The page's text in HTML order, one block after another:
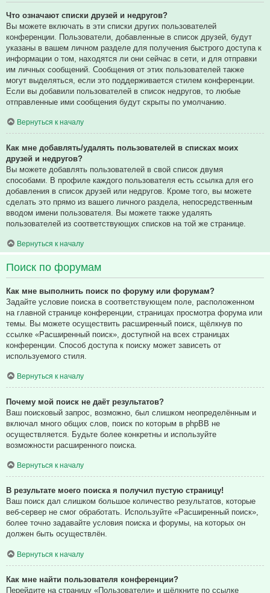
Что означают списки друзей и недругов?
Вы можете включать в эти списки других пользователей
конференции. Пользователи, добавленные в список друзей, будут
указаны в вашем личном разделе для получения быстрого доступа к
информации о том, находятся ли они сейчас в сети, и для отправки
им личных сообщений. Сообщения от этих пользователей также
могут выделяться, если это поддерживается стилем конференции.
Если вы добавили пользователей в список недругов, то любые
отправленные ими сообщения будут скрыты по умолчанию.
Вернуться к началу
Как мне добавлять/удалять пользователей в списках моих
друзей и недругов?
Вы можете добавлять пользователей в свой список двумя
способами. В профиле каждого пользователя есть ссылка для его
добавления в список друзей или недругов. Кроме того, вы можете
сделать это прямо из вашего личного раздела, непосредственным
вводом имени пользователя. Вы можете также удалять
пользователей из соответствующих списков на той же странице.
Вернуться к началу
Поиск по форумам
Как мне выполнить поиск по форуму или форумам?
Задайте условие поиска в соответствующем поле, расположенном
на главной странице конференции, страницах просмотра форума или
темы. Вы можете осуществить расширенный поиск, щёлкнув по
ссылке «Расширенный поиск», доступной на всех страницах
конференции. Способ доступа к поиску может зависеть от
используемого стиля.
Вернуться к началу
Почему мой поиск не даёт результатов?
Ваш поисковый запрос, возможно, был слишком неопределённым и
включал много общих слов, поиск по которым в phpBB не
осуществляется. Будьте более конкретны и используйте
возможности расширенного поиска.
Вернуться к началу
В результате моего поиска я получил пустую страницу!
Ваш поиск дал слишком большое количество результатов, которые
веб-сервер не смог обработать. Используйте «Расширенный поиск»,
более точно задавайте условия поиска и форумы, на которых он
должен быть осуществлён.
Вернуться к началу
Как мне найти пользователя конференции?
Перейдите на страницу «Пользователи» и щёлкните по ссылке